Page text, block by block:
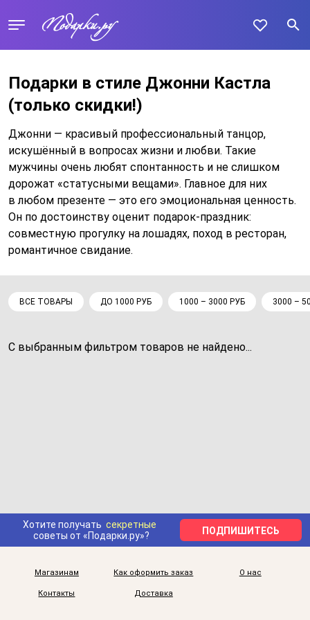
Подарки в стиле Джонни Кастла
(только скидки!)
Джонни — красивый профессиональный танцор,
искушённый в вопросах жизни и любви. Такие
мужчины очень любят спонтанность и не слишком
дорожат «статусными вещами». Главное для них
в любом презенте — это его эмоциональная ценность.
Он по достоинству оценит подарок-праздник:
совместную прогулку на лошадях, поход в ресторан,
романтичное свидание.
ВСЕ ТОВАРЫ ДО 1000 РУБ 1000 – 3000 РУБ 3000 –
С выбранным фильтром товаров не найдено...
Хотите получать секретные
советы от «Подарки.ру»?
ПОДПИШИТЕСЬ
Магазинам Как оформить заказ О нас
Контакты Доставка